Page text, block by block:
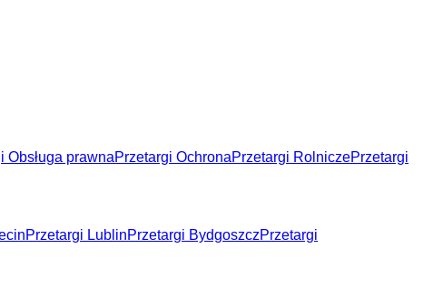
Obsługa prawnaPrzetargi OchronaPrzetargi RolniczePrzetargi
Przetargi LublinPrzetargi BydgoszczPrzetargi